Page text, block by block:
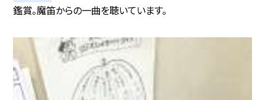
鑑賞。魔笛からの一曲を聴いています。